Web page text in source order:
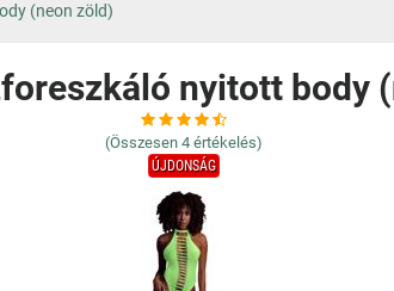
(neon zöld)
nyitott body
(Összesen 4 értékelés)
ÚJDONSÁG